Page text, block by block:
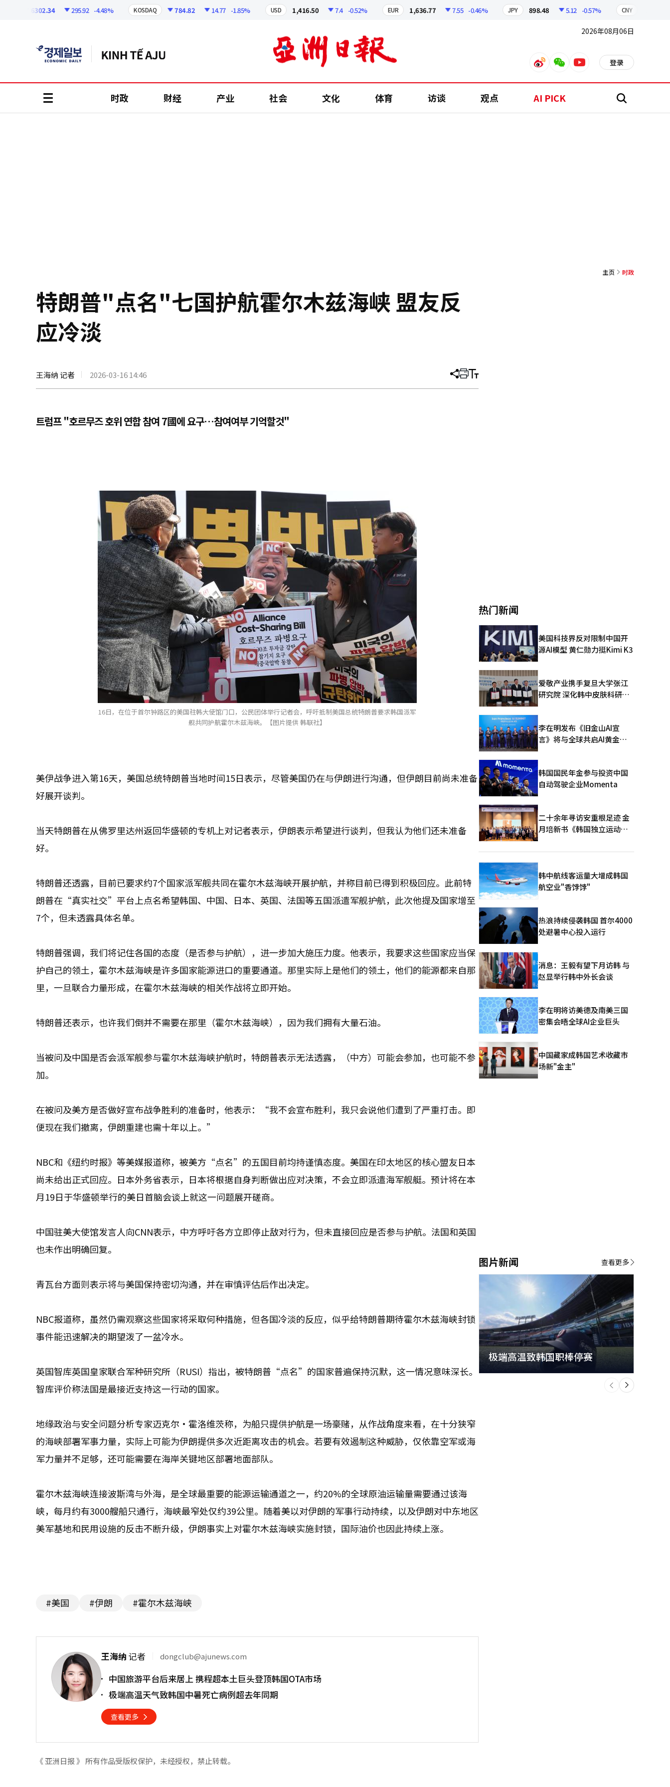
6302.34 295.92 -4.48% KOSDAQ 784.82 14.77 -1.85% USD 1,416.50 7.4 -0.52% EUR 1,636.77 7.55 -0.46% JPY 898.48 5.12 -0.57% CNY 209.91
2026年08月06日
weiboweixinyoutube 登录
时政 财经 产业 社会 文化 体育 访谈 观点 AI PICK 搜
主页 时政
特朗普"点名"七国护航霍尔木兹海峡 盟友反
应冷淡
王海纳 记者 2026-03-16 14:46 分
文
打 调
大
트럼프 "호르무즈 호위 연합 참여 7國에 요구…참여여부 기억할것"
16日，在位于首尔钟路区的美国驻韩大使馆门口，公民团体举行记者会，呼吁抵制美国总统特朗普要求韩国派军
舰共同护航霍尔木兹海峡。【图片提供 韩联社】
美伊战争进入第16天，美国总统特朗普当地时间15日表示，尽管美国仍在与伊朗进行沟通，但伊朗目前尚未准备
好展开谈判。
当天特朗普在从佛罗里达州返回华盛顿的专机上对记者表示，伊朗表示希望进行谈判，但我认为他们还未准备
好。
特朗普还透露，目前已要求约7个国家派军舰共同在霍尔木兹海峡开展护航，并称目前已得到积极回应。此前特
朗普在“真实社交”平台上点名希望韩国、中国、日本、英国、法国等五国派遣军舰护航，此次他提及国家增至
7个，但未透露具体名单。
特朗普强调，我们将记住各国的态度（是否参与护航），进一步加大施压力度。他表示，我要求这些国家应当保
护自己的领土，霍尔木兹海峡是许多国家能源进口的重要通道。那里实际上是他们的领土，他们的能源都来自那
里，一旦联合力量形成，在霍尔木兹海峡的相关作战将立即开始。
特朗普还表示，也许我们倒并不需要在那里（霍尔木兹海峡），因为我们拥有大量石油。
当被问及中国是否会派军舰参与霍尔木兹海峡护航时，特朗普表示无法透露，（中方）可能会参加，也可能不参
加。
在被问及美方是否做好宣布战争胜利的准备时，他表示：“我不会宣布胜利，我只会说他们遭到了严重打击。即
便现在我们撤离，伊朗重建也需十年以上。”
NBC和《纽约时报》等美媒报道称，被美方“点名”的五国目前均持谨慎态度。美国在印太地区的核心盟友日本
尚未给出正式回应。日本外务省表示，日本将根据自身判断做出应对决策，不会立即派遣海军舰艇。预计将在本
月19日于华盛顿举行的美日首脑会谈上就这一问题展开磋商。
中国驻美大使馆发言人向CNN表示，中方呼吁各方立即停止敌对行为，但未直接回应是否参与护航。法国和英国
也未作出明确回复。
青瓦台方面则表示将与美国保持密切沟通，并在审慎评估后作出决定。
NBC报道称，虽然仍需观察这些国家将采取何种措施，但各国冷淡的反应，似乎给特朗普期待霍尔木兹海峡封锁
事件能迅速解决的期望泼了一盆冷水。
英国智库英国皇家联合军种研究所（RUSI）指出，被特朗普“点名”的国家普遍保持沉默，这一情况意味深长。
智库评价称法国是最接近支持这一行动的国家。
地缘政治与安全问题分析专家迈克尔·霍洛维茨称，为船只提供护航是一场豪赌，从作战角度来看，在十分狭窄
的海峡部署军事力量，实际上可能为伊朗提供多次近距离攻击的机会。若要有效遏制这种威胁，仅依靠空军或海
军力量并不足够，还可能需要在海岸关键地区部署地面部队。
霍尔木兹海峡连接波斯湾与外海，是全球最重要的能源运输通道之一，约20%的全球原油运输量需要通过该海
峡，每月约有3000艘船只通行，海峡最窄处仅约39公里。随着美以对伊朗的军事行动持续，以及伊朗对中东地区
美军基地和民用设施的反击不断升级，伊朗事实上对霍尔木兹海峡实施封锁，国际油价也因此持续上涨。
#美国 #伊朗 #霍尔木兹海峡
王海纳 记者 dongclub@ajunews.com
中国旅游平台后来居上 携程超本土巨头登顶韩国OTA市场
极端高温天气致韩国中暑死亡病例超去年同期
查看更多
《 亚洲日报 》 所有作品受版权保护，未经授权，禁止转载。
热门新闻
美国科技界反对限制中国开
源AI模型 黄仁勋力挺Kimi K3
爱敬产业携手复旦大学张江
研究院 深化韩中皮肤科研合
李在明发布《旧金山AI宣
言》将与全球共启AI黄金时
韩国国民年金参与投资中国
自动驾驶企业Momenta
二十余年寻访安重根足迹 金
月培新书《韩国独立运动圣
版
韩中航线客运量大增成韩国
航空业"香饽饽"
热浪持续侵袭韩国 首尔4000
处避暑中心投入运行
消息：王毅有望下月访韩 与
赵显举行韩中外长会谈
李在明将访美德及南美三国
密集会晤全球AI企业巨头
中国藏家成韩国艺术收藏市
场新"金主"
图片新闻
极端高温致韩国职棒停赛
下
一
个
查看更多